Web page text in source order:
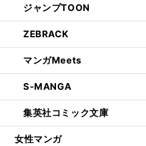
ジャンプTOON
ZEBRACK
マンガMeets
S-MANGA
集英社コミック文庫
女性マンガ